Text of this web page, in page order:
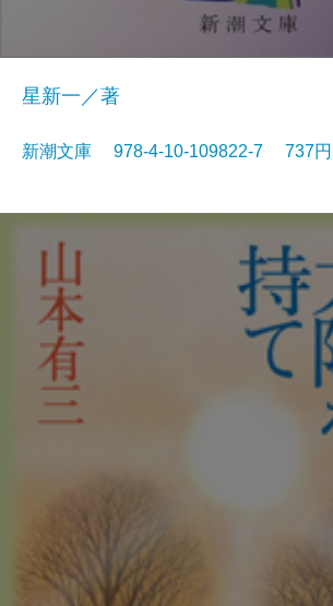
星新一／著
新潮文庫 978-4-10-109822-7 737